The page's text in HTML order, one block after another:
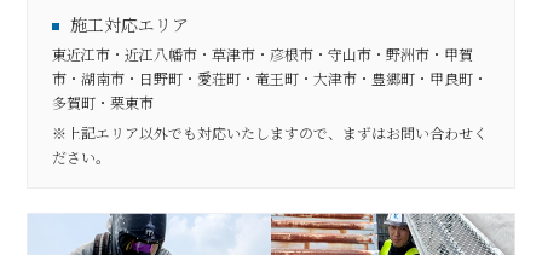
施工対応エリア
東近江市・近江八幡市・草津市・彦根市・守山市・野洲市・甲賀
市・湖南市・日野町・愛荘町・竜王町・大津市・豊郷町・甲良町・
多賀町・栗東市
※上記エリア以外でも対応いたしますので、まずはお問い合わせく
ださい。